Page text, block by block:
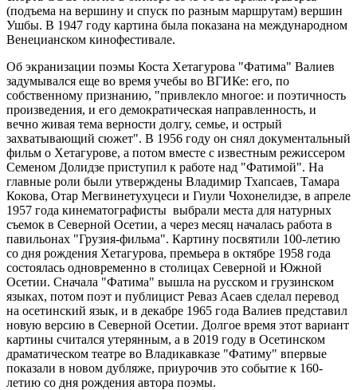
(подъема на вершину и спуск по разным маршрутам) вершин
Ушбы. В 1947 году картина была показана на международном
Венецианском кинофестивале.
Об экранизации поэмы Коста Хетагурова "Фатима" Валиев
задумывался еще во время учебы во ВГИКе: его, по
собственному признанию, "привлекло многое: и поэтичность
произведения, и его демократическая направленность, и
вечно живая тема верности долгу, семье, и острый
захватывающий сюжет". В 1956 году он снял документальный
фильм о Хетагурове, а потом вместе с известным режиссером
Семеном Долидзе приступил к работе над "Фатимой". На
главные роли были утверждены Владимир Тхапсаев, Тамара
Кокова, Отар Мегвинетухуцеси и Гиули Чохонелидзе, в апреле
1957 года кинематографисты выбрали места для натурных
съемок в Северной Осетии, а через месяц началась работа в
павильонах "Грузия-фильма". Картину посвятили 100-летию
со дня рождения Хетагурова, премьера в октябре 1958 года
состоялась одновременно в столицах Северной и Южной
Осетии. Сначала "Фатима" вышла на русском и грузинском
языках, потом поэт и публицист Реваз Асаев сделал перевод
на осетинский язык, и в декабре 1965 года Валиев представил
новую версию в Северной Осетии. Долгое время этот вариант
картины считался утерянным, а в 2019 году в Осетинском
драматическом театре во Владикавказе "Фатиму" впервые
показали в новом дубляже, приурочив это событие к 160-
летию со дня рождения автора поэмы.